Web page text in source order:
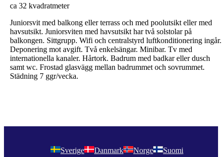
ca 32 kvadratmeter
Juniorsvit med balkong eller terrass och med poolutsikt eller med
havsutsikt. Juniorsviten med havsutsikt har två solstolar på
balkongen. Sittgrupp. Wifi och centralstyrd luftkonditionering ingår.
Deponering mot avgift. Två enkelsängar. Minibar. Tv med
internationella kanaler. Hårtork. Badrum med badkar eller dusch
samt wc. Frostad glasvägg mellan badrummet och sovrummet.
Städning 7 ggr/vecka.
Sverige Danmark Norge Suomi